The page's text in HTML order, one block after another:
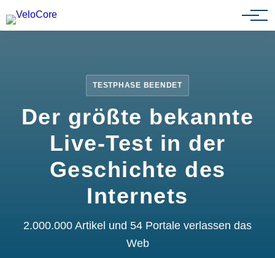
Partnerprogramm
TESTPHASE BEENDET
Der größte bekannte
Live-Test in der
Geschichte des
Internets
2.000.000 Artikel und 54 Portale verlassen das
Web